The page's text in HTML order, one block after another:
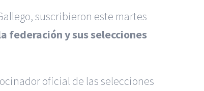
suscribieron este martes
federación y sus selecciones
oficial de las selecciones